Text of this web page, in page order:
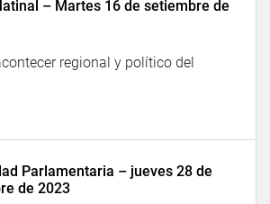
– Martes 16 de setiembre de
regional y político del
Parlamentaria – jueves 28 de
de 2023